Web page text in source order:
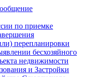
по приемке
перепланировки
бесхозяйного
недвижимости
и Застройки